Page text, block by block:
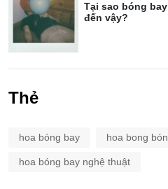
Tại sao bóng
đến vậy?
Thẻ
hoa bóng bay hoa bong
hoa bóng bay nghệ thuật